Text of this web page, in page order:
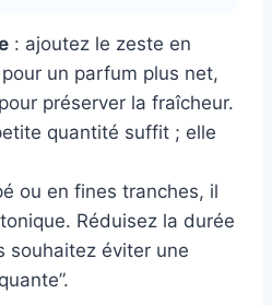
: ajoutez le zeste en
un parfum plus net,
préserver la fraîcheur.
quantité suffit ; elle
ou en fines tranches, il
Réduisez la durée
souhaitez éviter une